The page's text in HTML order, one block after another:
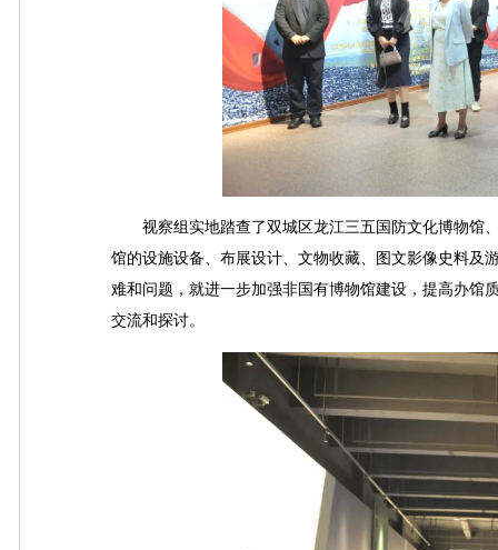
视察组实地踏查了双城区龙江三五国防文化博物馆
馆的设施设备、布展设计、文物收藏、图文影像史料及
难和问题，就进一步加强非国有博物馆建设，提高办馆
交流和探讨。